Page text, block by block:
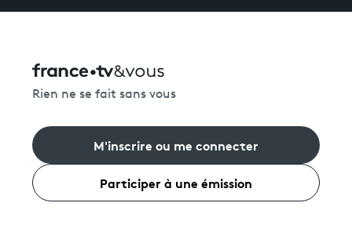
Rien ne se fait sans vous
M'inscrire ou me connecter
Participer à une émission